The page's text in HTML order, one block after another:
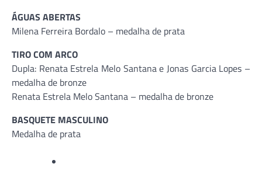
ÁGUAS ABERTAS
Milena Ferreira Bordalo – medalha de prata
TIRO COM ARCO
Dupla: Renata Estrela Melo Santana e Jonas Garcia Lopes –
medalha de bronze
Renata Estrela Melo Santana – medalha de bronze
BASQUETE MASCULINO
Medalha de prata